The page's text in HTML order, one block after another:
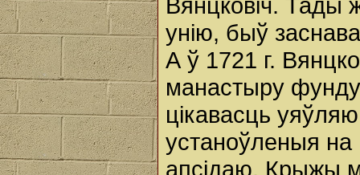
унію, быў
А ў 1721 г.
манастыру
цікавасць
устаноўленыя
апсідаю. Крыжы